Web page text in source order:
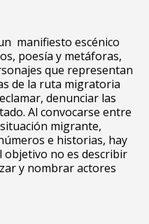
manifiesto escénico
poesía y metáforas,
que representan
de la ruta migratoria
denunciar las
Al convocarse entre
migrante,
e historias, hay
objetivo no es describir
y nombrar actores